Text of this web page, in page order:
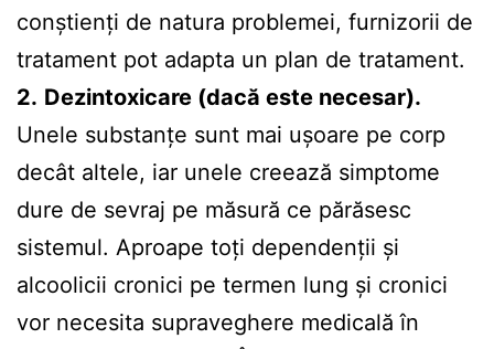
conștienți de natura problemei, furnizorii de
tratament pot adapta un plan de tratament.
2. Dezintoxicare (dacă este necesar).
Unele substanțe sunt mai ușoare pe corp
decât altele, iar unele creează simptome
dure de sevraj pe măsură ce părăsesc
sistemul. Aproape toți dependenții și
alcoolicii cronici pe termen lung și cronici
vor necesita supraveghere medicală în